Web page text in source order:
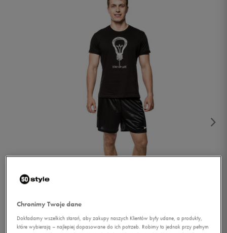
Chronimy Twoje dane
Dokładamy wszelkich starań, aby zakupy naszych Klientów były udane, a produkty,
które wybierają – najlepiej dopasowane do ich potrzeb. Robimy to jednak przy pełnym